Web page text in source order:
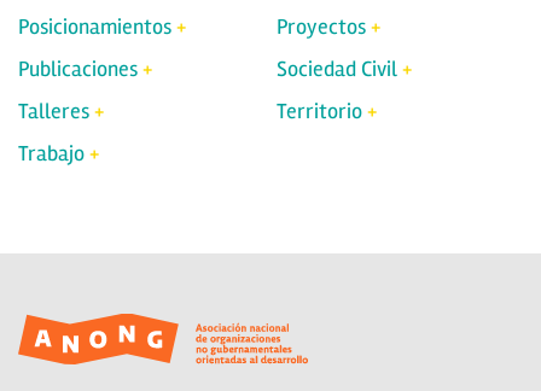
Posicionamientos
Proyectos
Publicaciones
Sociedad Civil
Talleres
Territorio
Trabajo